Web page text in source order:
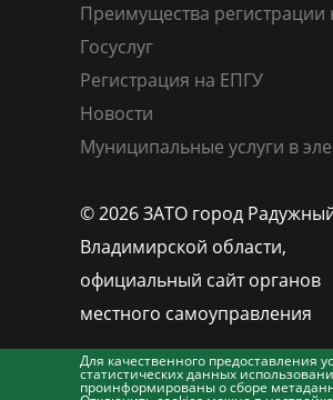
Для качественного предоставления
статистических данных
проинформированы о сборе
Преимущества регистрации
Госуслуг
Регистрация на ЕПГУ
Новости
Муниципальные услуги в
© 2026 ЗАТО город
Владимирской области,
официальный сайт органов
местного самоуправления